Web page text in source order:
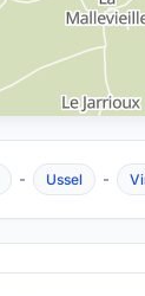
- Ussel -